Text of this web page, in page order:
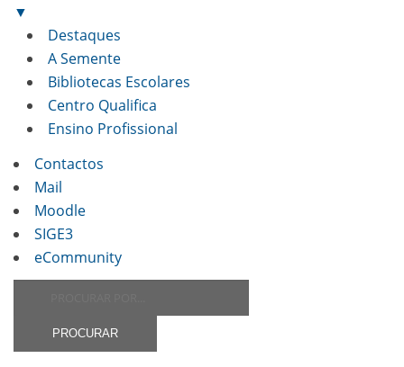
▼
Destaques
A Semente
Bibliotecas Escolares
Centro Qualifica
Ensino Profissional
Contactos
Mail
Moodle
SIGE3
eCommunity